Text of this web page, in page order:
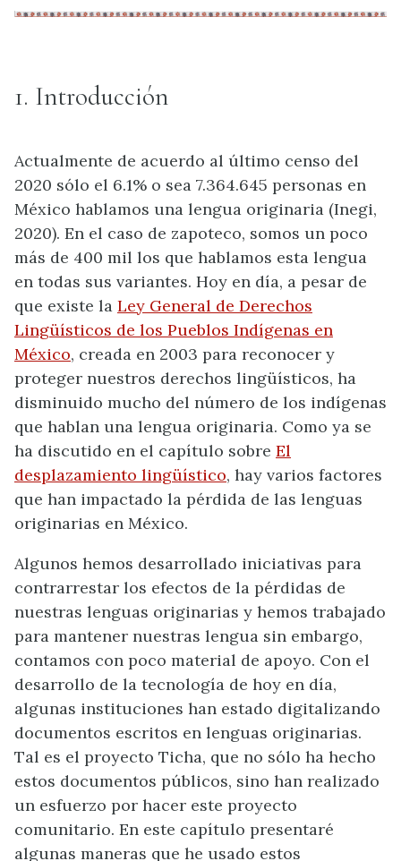
1. Introducción
Actualmente de acuerdo al último censo del
2020 sólo el 6.1% o sea 7.364.645 personas en
México hablamos una lengua originaria (Inegi,
2020). En el caso de zapoteco, somos un poco
más de 400 mil los que hablamos esta lengua
en todas sus variantes. Hoy en día, a pesar de
que existe la Ley General de Derechos
Lingüísticos de los Pueblos Indígenas en
México, creada en 2003 para reconocer y
proteger nuestros derechos lingüísticos, ha
disminuido mucho del número de los indígenas
que hablan una lengua originaria. Como ya se
ha discutido en el capítulo sobre El
desplazamiento lingüístico, hay varios factores
que han impactado la pérdida de las lenguas
originarias en México.
Algunos hemos desarrollado iniciativas para
contrarrestar los efectos de la pérdidas de
nuestras lenguas originarias y hemos trabajado
para mantener nuestras lengua sin embargo,
contamos con poco material de apoyo. Con el
desarrollo de la tecnología de hoy en día,
algunas instituciones han estado digitalizando
documentos escritos en lenguas originarias.
Tal es el proyecto Ticha, que no sólo ha hecho
estos documentos públicos, sino han realizado
un esfuerzo por hacer este proyecto
comunitario. En este capítulo presentaré
algunas maneras que he usado estos